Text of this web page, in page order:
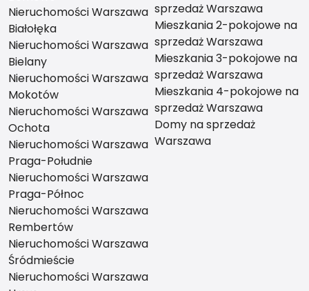
Nieruchomości Warszawa
Białołęka
Nieruchomości Warszawa
Bielany
Nieruchomości Warszawa
Mokotów
Nieruchomości Warszawa
Ochota
Nieruchomości Warszawa
Praga-Południe
Nieruchomości Warszawa
Praga-Północ
Nieruchomości Warszawa
Rembertów
Nieruchomości Warszawa
Śródmieście
Nieruchomości Warszawa
sprzedaż Warszawa
Mieszkania 2-pokojowe na
sprzedaż Warszawa
Mieszkania 3-pokojowe na
sprzedaż Warszawa
Mieszkania 4-pokojowe na
sprzedaż Warszawa
Domy na sprzedaż
Warszawa